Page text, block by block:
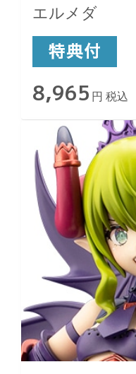
エルメダ
8,965 円 税込